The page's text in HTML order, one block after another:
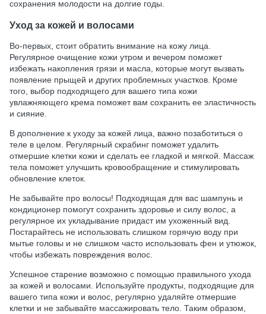
сохранения молодости на долгие годы.
Уход за кожей и волосами
Во-первых, стоит обратить внимание на кожу лица.
Регулярное очищение кожи утром и вечером поможет
избежать накопления грязи и масла, которые могут вызвать
появление прыщей и других проблемных участков. Кроме
того, выбор подходящего для вашего типа кожи
увлажняющего крема поможет вам сохранить ее эластичность
и сияние.
В дополнение к уходу за кожей лица, важно позаботиться о
теле в целом. Регулярный скрабинг поможет удалить
отмершие клетки кожи и сделать ее гладкой и мягкой. Массаж
тела поможет улучшить кровообращение и стимулировать
обновление клеток.
Не забывайте про волосы! Подходящая для вас шампунь и
кондиционер помогут сохранить здоровье и силу волос, а
регулярное их укладывание придаст им ухоженный вид.
Постарайтесь не использовать слишком горячую воду при
мытье головы и не слишком часто использовать фен и утюжок,
чтобы избежать повреждения волос.
Успешное старение возможно с помощью правильного ухода
за кожей и волосами. Используйте продукты, подходящие для
вашего типа кожи и волос, регулярно удаляйте отмершие
клетки и не забывайте массажировать тело. Таким образом,